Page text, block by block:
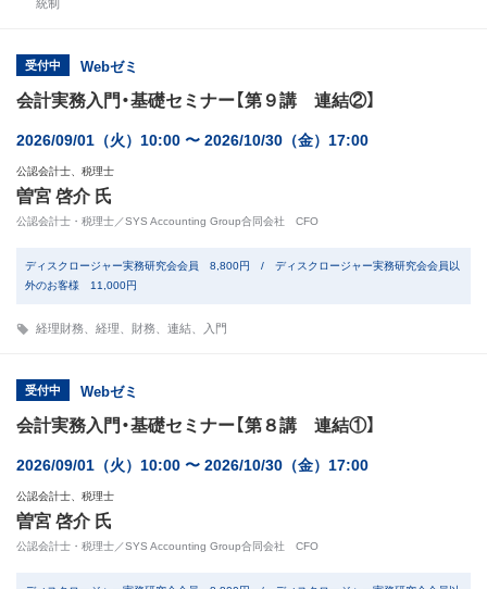
統制
受付中 Webゼミ
会計実務入門・基礎セミナー【第９講 連結②】
2026/09/01（火）10:00 〜 2026/10/30（金）17:00
公認会計士、税理士
曽宮 啓介 氏
公認会計士・税理士／SYS Accounting Group合同会社 CFO
ディスクロージャー実務研究会会員 8,800円 / ディスクロージャー実務研究会会員以
外のお客様 11,000円
経理財務 経理 財務 連結 入門
受付中 Webゼミ
会計実務入門・基礎セミナー【第８講 連結①】
2026/09/01（火）10:00 〜 2026/10/30（金）17:00
公認会計士、税理士
曽宮 啓介 氏
公認会計士・税理士／SYS Accounting Group合同会社 CFO